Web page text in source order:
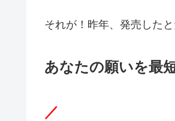
それが！昨年、発売した
あなたの願いを最
／